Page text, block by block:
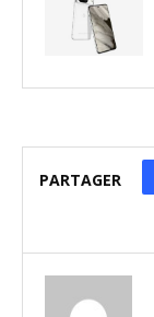
PARTAGER